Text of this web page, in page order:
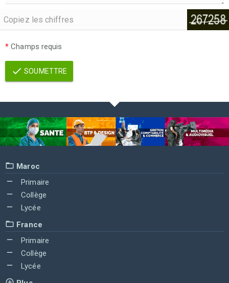
* Champs requis
SOUMETTRE
Maroc
Primaire
Collège
Lycée
France
Primaire
Collège
Lycée